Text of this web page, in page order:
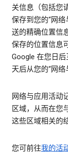
关信息（包括您
保存到您的“网
送的精确位置信
保存的位置信息
Google 在您日
天后从您的“网络
网络与应用活动
区域，从而在您
这些区域相关的
您可前往我的活